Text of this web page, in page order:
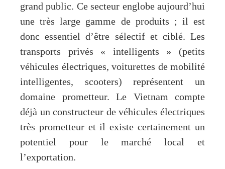
grand public. Ce secteur englobe aujourd’hui
une très large gamme de produits ; il est
donc essentiel d’être sélectif et ciblé. Les
transports privés « intelligents » (petits
véhicules électriques, voiturettes de mobilité
intelligentes, scooters) représentent un
domaine prometteur. Le Vietnam compte
déjà un constructeur de véhicules électriques
très prometteur et il existe certainement un
potentiel pour le marché local et
l’exportation.